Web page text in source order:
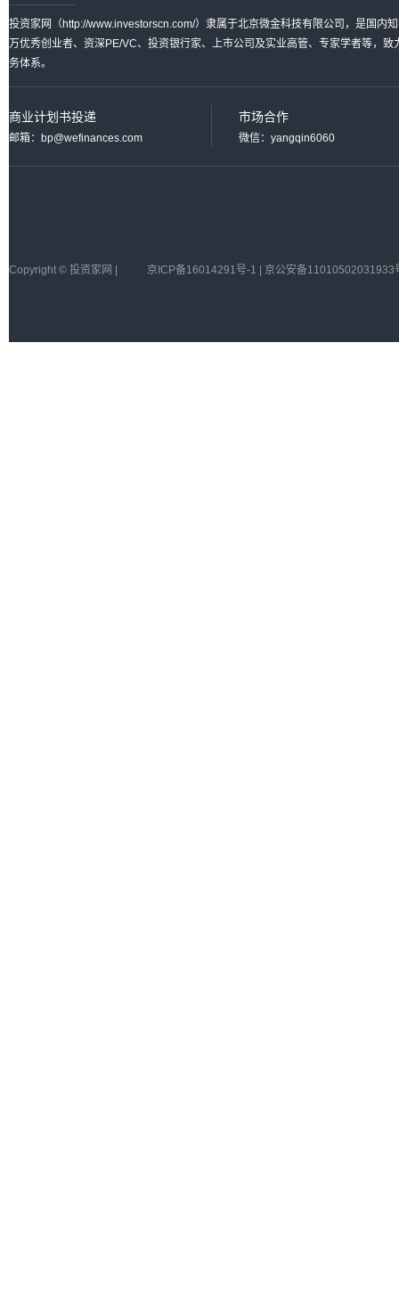
投资家网（http://www.investorscn.com/）隶属于北京微金科技有限公司，是国内
万优秀创业者、资深PE/VC、投资银行家、上市公司及实业高管、专家学者等，
务体系。
商业计划书投递
邮箱：bp@wefinances.com
市场合作
微信：yangqin6060
Copyright © 投资家网 | 京ICP备16014291号-1 | 京公安备11010502031933